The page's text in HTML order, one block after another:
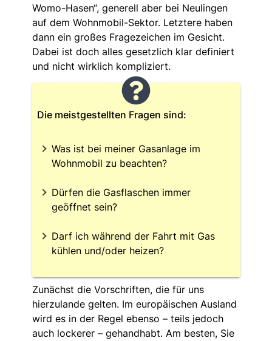
Womo-Hasen“, generell aber bei Neulingen
auf dem Wohnmobil-Sektor. Letztere haben
dann ein großes Fragezeichen im Gesicht.
Dabei ist doch alles gesetzlich klar definiert
und nicht wirklich kompliziert.
Die meistgestellten Fragen sind:
Was ist bei meiner Gasanlage im
Wohnmobil zu beachten?
Dürfen die Gasflaschen immer
geöffnet sein?
Darf ich während der Fahrt mit Gas
kühlen und/oder heizen?
Zunächst die Vorschriften, die für uns
hierzulande gelten. Im europäischen Ausland
wird es in der Regel ebenso – teils jedoch
auch lockerer – gehandhabt. Am besten, Sie